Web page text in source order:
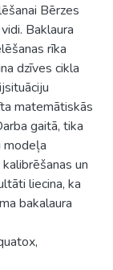
Bērzes
Baklaura
rīka
dzīves cikla
matemātiskās
gaitā, tika
modeļa
un
liecina, ka
bakalaura